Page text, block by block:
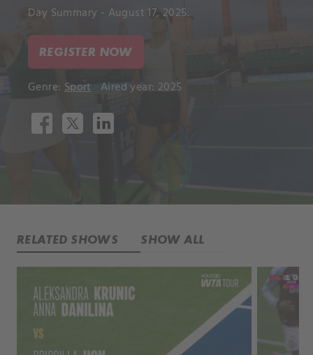
Day Summary - August 17, 2025.
REGISTER NOW
Genre: Sport Aired year: 2025
RELATED SHOWS SHOW ALL